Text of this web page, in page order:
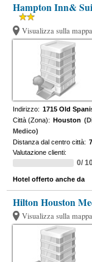
Hampton Inn&
Visualizza sulla mappa
Indirizzo: 1715 Old
Città (Zona): Houston
Medico)
Distanza dal centro città:
Valutazione clienti:
0/
Hotel offerto anche da
Hilton Houston
Visualizza sulla mappa